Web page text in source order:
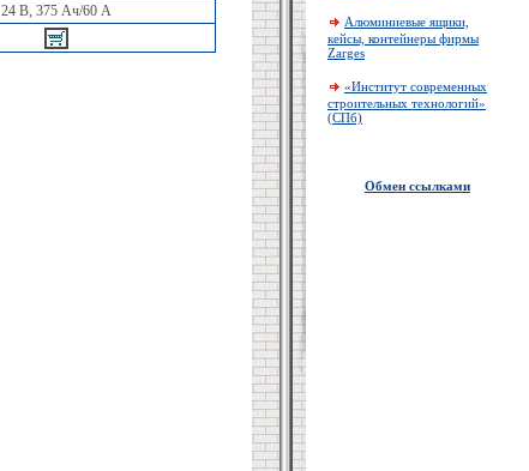
24 В, 375 Ач/60 A
Алюминиевые ящики,
кейсы, контейнеры фирмы
Zarges
«Институт современных
строительных технологий»
(СПб)
Обмен ссылками